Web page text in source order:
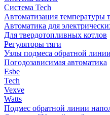
Система Tech
Автоматизация температуры
Автоматика для
Для твердотопливных котлов
Регуляторы тяги
Узлы подмеса обратной линии
Погодозависимая автоматика
Esbe
Tech
Vexve
Watts
Подмес обратной линии